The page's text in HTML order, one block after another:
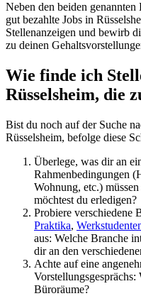
Neben den beiden
gut bezahlte Jobs in
Stellenanzeigen und bewirb
zu deinen
Wie finde ich
Rüsselsheim, die
Bist du noch auf der Suche
Rüsselsheim, befolge diese
Überlege, was dir an
Rahmenbedingungen
Wohnung, etc.)
möchtest du erledigen?
Probiere verschiedene
Praktika,
aus: Welche Branche
dir an den
Achte auf eine
Büroräume?